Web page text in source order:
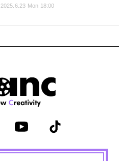
2025.6.23 Mon 18:00